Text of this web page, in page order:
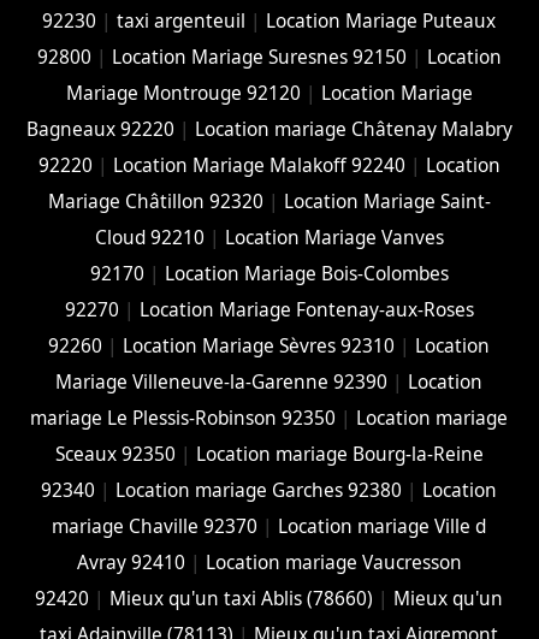
92230 |taxi argenteuil | Location Mariage Puteaux
92800 | Location Mariage Suresnes 92150 | Location
Mariage Montrouge 92120 | Location Mariage
Bagneaux 92220 | Location mariage Châtenay Malabry
92220 | Location Mariage Malakoff 92240 | Location
Mariage Châtillon 92320 | Location Mariage Saint-
Cloud 92210 | Location Mariage Vanves
92170 | Location Mariage Bois-Colombes
92270 | Location Mariage Fontenay-aux-Roses
92260 | Location Mariage Sèvres 92310 | Location
Mariage Villeneuve-la-Garenne 92390 | Location
mariage Le Plessis-Robinson 92350 | Location mariage
Sceaux 92350 | Location mariage Bourg-la-Reine
92340 | Location mariage Garches 92380 | Location
mariage Chaville 92370 | Location mariage Ville d
Avray 92410 | Location mariage Vaucresson
92420 | Mieux qu'un taxi Ablis (78660) | Mieux qu'un